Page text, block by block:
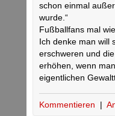
schon einmal
wurde.“
Fußballfans mal
Ich denke man will
erschweren und
erhöhen, wenn
eigentlichen
Kommentieren |